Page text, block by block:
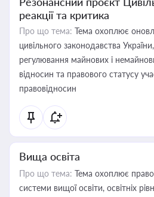
реакції та критика
Про що тема: Тема охоплює
цивільного законодавства
регулювання майнових і
відносин та правового статусу
правовідносин
Вища освіта
Про що тема: Тема охоплює
системи вищої освіти, освітніх